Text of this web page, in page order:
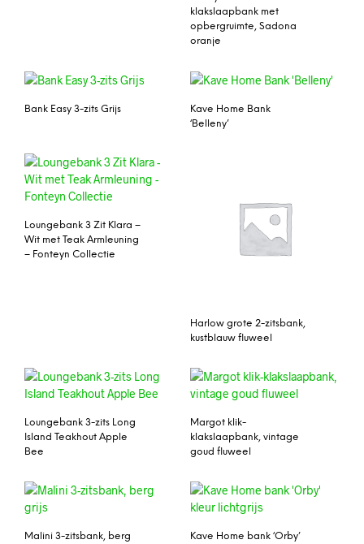
klakslaapbank met
opbergruimte, Sadona
oranje
Bank Easy 3-zits Grijs
Kave Home Bank
‘Belleny’
Loungebank 3 Zit Klara –
Wit met Teak Armleuning
– Fonteyn Collectie
Harlow grote 2-zitsbank,
kustblauw fluweel
Loungebank 3-zits Long
Island Teakhout Apple
Bee
Margot klik-
klakslaapbank, vintage
goud fluweel
Malini 3-zitsbank, berg
Kave Home bank ‘Orby’